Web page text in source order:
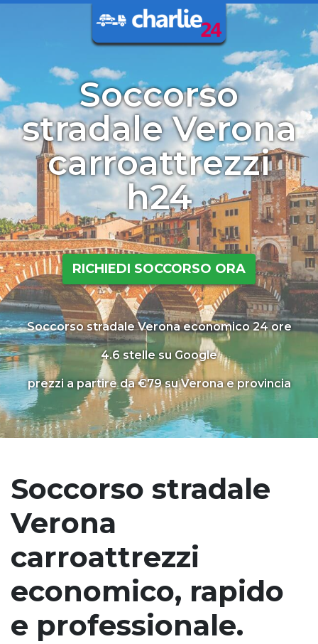
Soccorso
stradale Verona
carroattrezzi
h24
RICHIEDI SOCCORSO ORA
Soccorso stradale Verona economico 24 ore
4.6 stelle su Google
prezzi a partire da €79 su Verona e provincia
Soccorso stradale
Verona
carroattrezzi
economico, rapido
e professionale.